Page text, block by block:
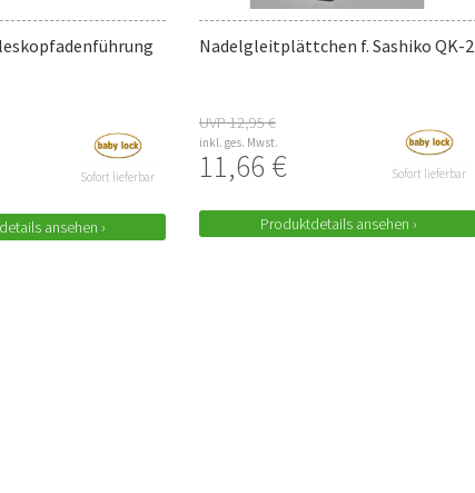
Sofort lieferbar
ansehen ›
Nadelgleitplättchen f. Sashiko QK-2
UVP 12,95 €
inkl. ges. Mwst.
11,66 € Sofort lieferbar
Produktdetails ansehen ›